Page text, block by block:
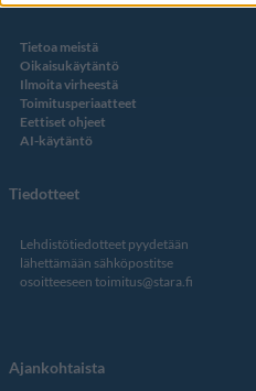
Tietoa meistä
Oikaisukäytäntö
Ilmoita virheestä
Toimitusperiaatteet
Eettiset ohjeet
AI-käytäntö
Tiedotteet
Lehdistötiedotteet pyydetään
lähettämään sähköpostitse
osoitteeseen toimitus@stara.fi
Ajankohtaista